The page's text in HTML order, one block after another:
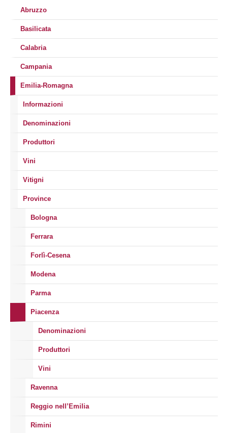
Abruzzo
Basilicata
Calabria
Campania
Emilia-Romagna
Informazioni
Denominazioni
Produttori
Vini
Vitigni
Province
Bologna
Ferrara
Forlì-Cesena
Modena
Parma
Piacenza
Denominazioni
Produttori
Vini
Ravenna
Reggio nell’Emilia
Rimini